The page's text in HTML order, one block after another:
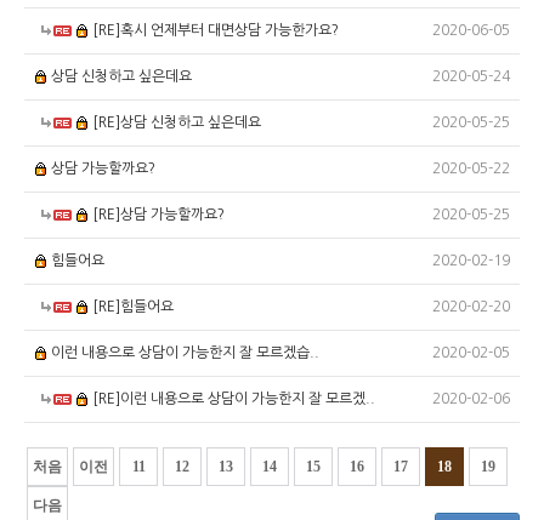
[RE]혹시 언제부터 대면상담 가능한가요? 2020-06-05
상담 신청하고 싶은데요 2020-05-24
[RE]상담 신청하고 싶은데요 2020-05-25
상담 가능할까요? 2020-05-22
[RE]상담 가능할까요? 2020-05-25
힘들어요 2020-02-19
[RE]힘들어요 2020-02-20
이런 내용으로 상담이 가능한지 잘 모르겠습.. 2020-02-05
[RE]이런 내용으로 상담이 가능한지 잘 모르겠.. 2020-02-06
처음 이전 11 12 13 14 15 16 17 18 19
다음